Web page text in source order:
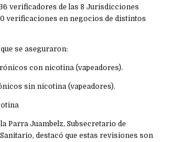
verificadores de las 8 Jurisdicciones
verificaciones en negocios de distintos
se aseguraron:
con nicotina (vapeadores).
sin nicotina (vapeadores).
Parra Juambelz, Subsecretario de
destacó que estas revisiones son